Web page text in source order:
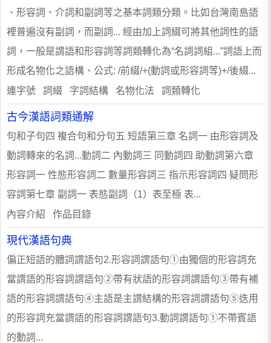
、形容詞、介詞和副詞等之基本詞類分類。比如台灣南島語
裡普遍沒有副詞，而副詞... 經由加上詞綴可將其他詞性的語
詞，一般是謂語和形容詞等詞類轉化為“名詞詞組...”詞語上而
形成名物化之語構、公式: /前綴/+(動詞或形容詞等)+/後綴...
連字號 詞綴 字詞結構 名物化法 詞類轉化
古今漢語詞類通解
句和子句四 複合句和分句五 短語第三章 名詞一 由形容詞及
動詞轉來的名詞...動詞二 內動詞三 同動詞四 助動詞第六章
形容詞一 性態形容詞二 數量形容詞三 指示形容詞四 疑問形
容詞第七章 副詞一 表態副詞（1）表至極 表...
內容介紹 作品目錄
現代漢語句典
偏正短語的體詞謂語句2.形容詞謂語句①由獨個的形容詞充
當謂語的形容詞謂語句②帶有狀語的形容詞謂語句③帶有補
語的形容詞謂語句④主語是主謂結構的形容詞謂語句⑤迭用
的形容詞充當謂語的形容詞謂語句3.動詞謂語句①不帶賓語
的動詞...